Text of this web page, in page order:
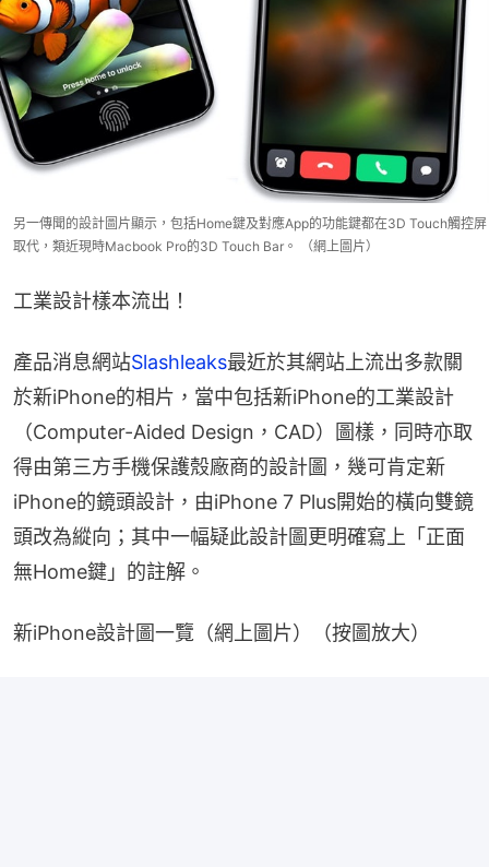
另一傳聞的設計圖片顯示，包括Home鍵及對應App的功能鍵都在3D Touch觸控屏
取代，類近現時Macbook Pro的3D Touch Bar。 （網上圖片）
工業設計樣本流出！
產品消息網站Slashleaks最近於其網站上流出多款關
於新iPhone的相片，當中包括新iPhone的工業設計
（Computer-Aided Design，CAD）圖樣，同時亦取
得由第三方手機保護殼廠商的設計圖，幾可肯定新
iPhone的鏡頭設計，由iPhone 7 Plus開始的橫向雙鏡
頭改為縱向；其中一幅疑此設計圖更明確寫上「正面
無Home鍵」的註解。
新iPhone設計圖一覽（網上圖片）（按圖放大）